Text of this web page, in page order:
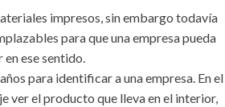
impresos, sin embargo todavía
para que una empresa pueda
ese sentido.
para identificar a una empresa. En el
ver el producto que lleva en el interior,